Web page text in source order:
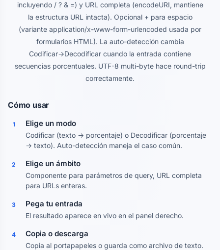
incluyendo / ? & =) y URL completa (encodeURI, mantiene
la estructura URL intacta). Opcional + para espacio
(variante application/x-www-form-urlencoded usada por
formularios HTML). La auto-detección cambia
Codificar→Decodificar cuando la entrada contiene
secuencias porcentuales. UTF-8 multi-byte hace round-trip
correctamente.
Cómo usar
1 Elige un modo
Codificar (texto → porcentaje) o Decodificar (porcentaje
→ texto). Auto-detección maneja el caso común.
2 Elige un ámbito
Componente para parámetros de query, URL completa
para URLs enteras.
3 Pega tu entrada
El resultado aparece en vivo en el panel derecho.
4 Copia o descarga
Copia al portapapeles o guarda como archivo de texto.